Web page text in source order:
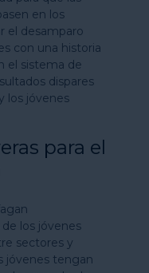
en los
el desamparo
con una historia
el sistema de
dispares
los jóvenes
para el
los jóvenes
sectores y
jóvenes tengan